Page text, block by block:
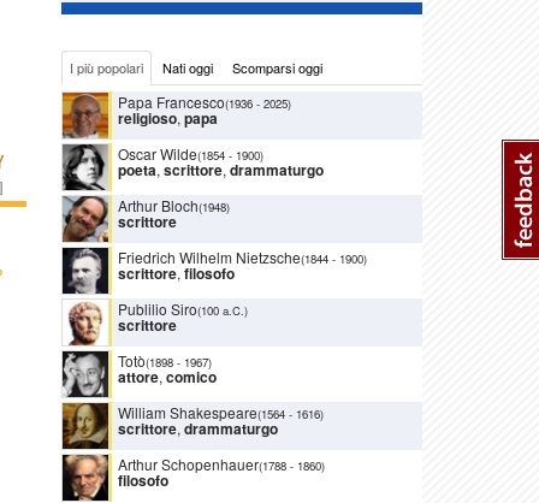
]
I più popolari Nati oggi Scomparsi oggi
Papa Francesco(1936 - 2025)
religioso, papa
Oscar Wilde(1854 - 1900)
poeta, scrittore, drammaturgo
Arthur Bloch(1948)
scrittore
Friedrich Wilhelm Nietzsche(1844 - 1900)
scrittore, filosofo
Publilio Siro(100 a.C.)
scrittore
Totò(1898 - 1967)
attore, comico
William Shakespeare(1564 - 1616)
scrittore, drammaturgo
Arthur Schopenhauer(1788 - 1860)
filosofo